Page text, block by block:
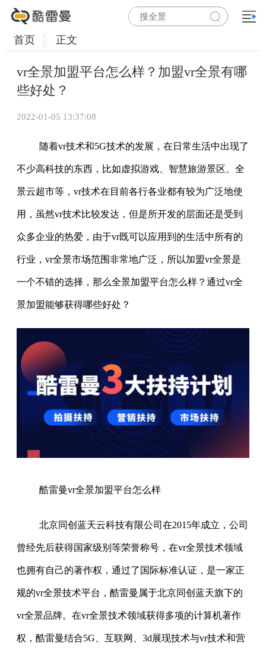
首页 正文
vr全景加盟平台怎么样？加盟vr全景有哪
些好处？
2022-01-05 13:37:08
随着vr技术和5G技术的发展，在日常生活中出现了
不少高科技的东西，比如虚拟游戏、智慧旅游景区、全
景云超市等，vr技术在目前各行各业都有较为广泛地使
用，虽然vr技术比较发达，但是所开发的层面还是受到
众多企业的热爱，由于vr既可以应用到的生活中所有的
行业，vr全景市场范围非常地广泛，所以加盟vr全景是
一个不错的选择，那么全景加盟平台怎么样？通过vr全
景加盟能够获得哪些好处？
酷雷曼vr全景加盟平台怎么样
北京同创蓝天云科技有限公司在2015年成立，公司
曾经先后获得国家级别等荣誉称号，在vr全景技术领域
也拥有自己的著作权，通过了国际标准认证，是一家正
规的vr全景技术平台，酷雷曼属于北京同创蓝天旗下的
vr全景品牌。在vr全景技术领域获得多项的计算机著作
权，酷雷曼结合5G、互联网、3d展现技术与vr技术和营